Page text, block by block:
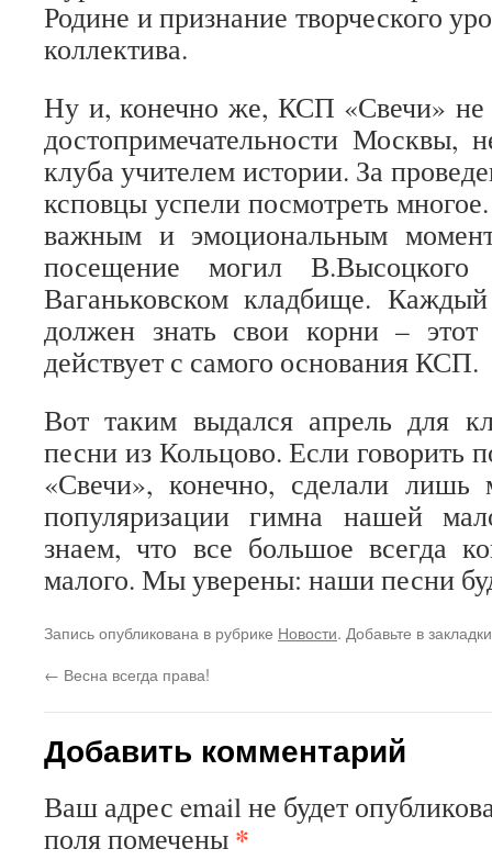
Родине и признание творческого
коллектива.
Ну и, конечно же, КСП «Свечи» не
достопримечательности Москвы,
клуба учителем истории. За
ксповцы успели посмотреть
важным и эмоциональным
посещение могил
Ваганьковском кладбище.
должен знать свои корни – этот
действует с самого основания КСП.
Вот таким выдался апрель для
песни из Кольцово. Если говорить
«Свечи», конечно, сделали
популяризации гимна нашей
знаем, что все большое всегда
малого. Мы уверены: наши песни
Запись опубликована в рубрике Новости. Добавьте в
← Весна всегда права!
Добавить комментарий
Ваш адрес email не будет
поля помечены *